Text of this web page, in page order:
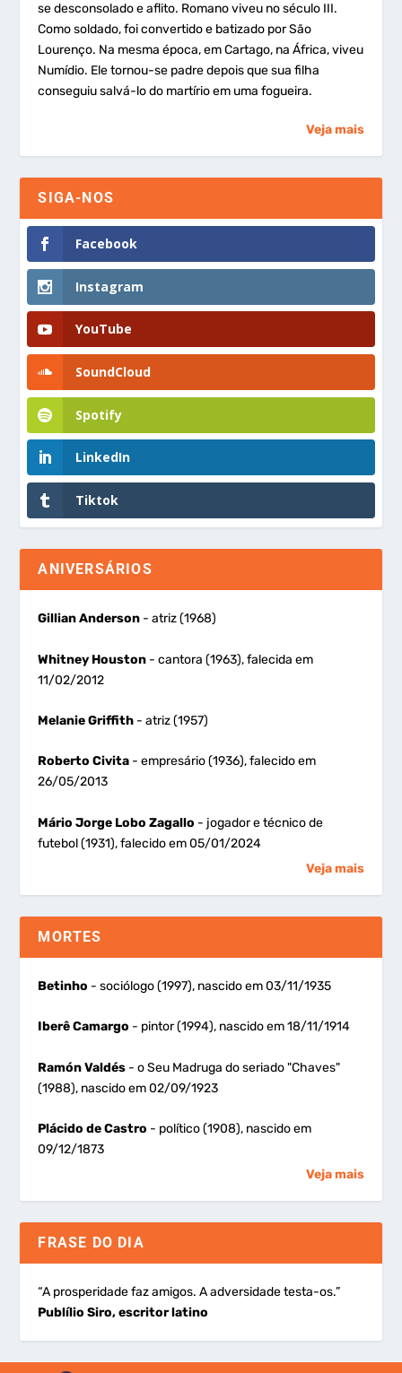
se desconsolado e aflito. Romano viveu no século III.
Como soldado, foi convertido e batizado por São
Lourenço. Na mesma época, em Cartago, na África, viveu
Numídio. Ele tornou-se padre depois que sua filha
conseguiu salvá-lo do martírio em uma fogueira.
Veja mais
SIGA-NOS
Facebook
Instagram
YouTube
SoundCloud
Spotify
LinkedIn
Tiktok
ANIVERSÁRIOS
Gillian Anderson - atriz (1968)
Whitney Houston - cantora (1963), falecida em
11/02/2012
Melanie Griffith - atriz (1957)
Roberto Civita - empresário (1936), falecido em
26/05/2013
Mário Jorge Lobo Zagallo - jogador e técnico de
futebol (1931), falecido em 05/01/2024
Veja mais
MORTES
Betinho - sociólogo (1997), nascido em 03/11/1935
Iberê Camargo - pintor (1994), nascido em 18/11/1914
Ramón Valdés - o Seu Madruga do seriado "Chaves"
(1988), nascido em 02/09/1923
Plácido de Castro - político (1908), nascido em
09/12/1873
Veja mais
FRASE DO DIA
“A prosperidade faz amigos. A adversidade testa-os.”
Publílio Siro, escritor latino